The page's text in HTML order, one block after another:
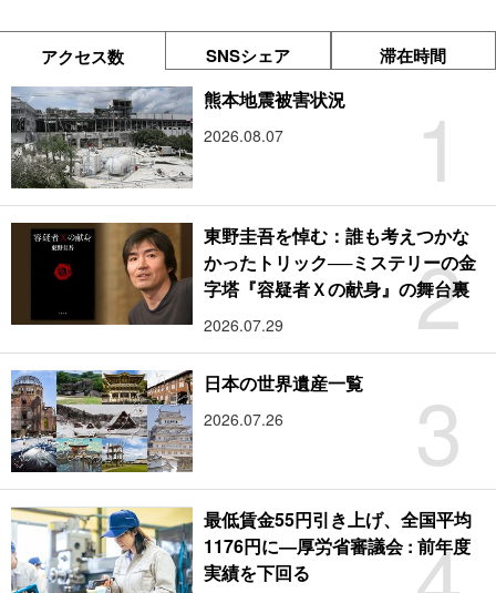
アクセス数 SNSシェア 滞在時間
1
熊本地震被害状況
2026.08.07
2
東野圭吾を悼む：誰も考えつかな
かったトリック──ミステリーの金
字塔『容疑者Ｘの献身』の舞台裏
2026.07.29
3
日本の世界遺産一覧
2026.07.26
最低賃金55円引き上げ、全国平均
1176円に―厚労省審議会 : 前年度
実績を下回る